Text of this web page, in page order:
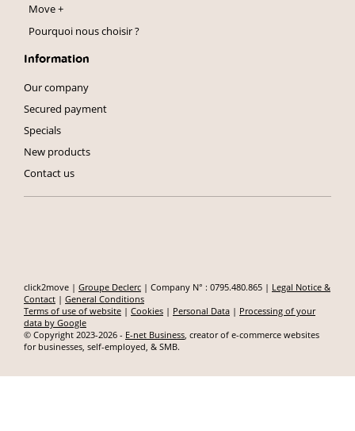
Move +
Pourquoi nous choisir ?
Information
Our company
Secured payment
Specials
New products
Contact us
click2move | Groupe Declerc | Company N° : 0795.480.865 | Legal Notice &
Contact | General Conditions
Terms of use of website | Cookies | Personal Data | Processing of your
data by Google
© Copyright 2023-2026 - E-net Business, creator of e-commerce websites
for businesses, self-employed, & SMB.